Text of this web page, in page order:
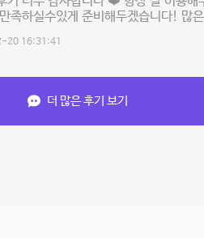
족하실수있게 준비해두겠습니다! 많
20 16:31:41
더 많은 후기 보기